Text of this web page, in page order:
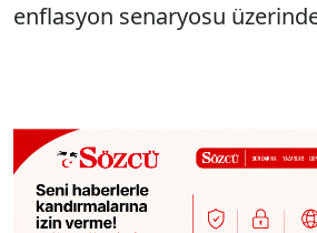
enflasyon senaryosu